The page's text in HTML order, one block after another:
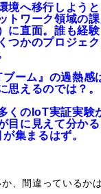
境へ移行しよう
トワーク領域の
に直面。誰も経
つかのプロジェ
ブーム』の過熱感
思えるのでは？。
くのIoT実証実験
目に見えて分かる
集まるはず。
、間違っているか